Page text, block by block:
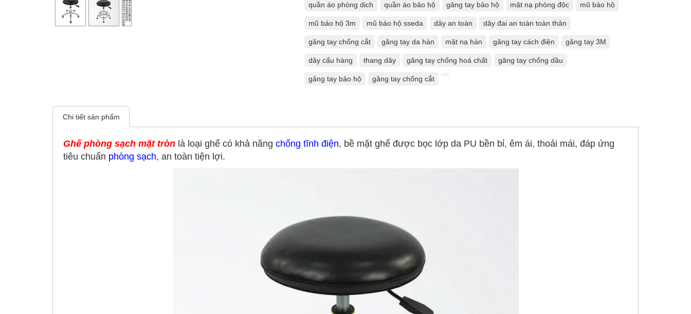
quần áo phòng dịch quần áo bảo hộ găng tay bảo hộ mặt nạ phòng độc mũ bảo hộ
mũ bảo hộ 3m mũ bảo hộ sseda dây an toàn dây đai an toàn toàn thân
găng tay chống cắt găng tay da hàn mặt nạ hàn găng tay cách điện găng tay 3M
dây cẩu hàng thang dây găng tay chống hoá chất găng tay chống dầu
găng tay bảo hộ găng tay chống cắt
Chi tiết sản phẩm
Ghế phòng sạch mặt tròn là loại ghế có khả năng chống tĩnh điện, bề mặt ghế được bọc lớp da PU bền bỉ, êm ái, thoải mái, đáp ứng
tiêu chuẩn phòng sạch, an toàn tiện lợi.